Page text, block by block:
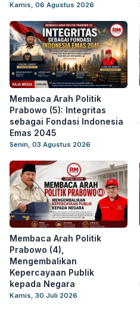
Kamis, 06 Agustus 2026
Membaca Arah Politik
Prabowo (5): Integritas
sebagai Fondasi Indonesia
Emas 2045
Senin, 03 Agustus 2026
Membaca Arah Politik
Prabowo (4),
Mengembalikan
Kepercayaan Publik
kepada Negara
Kamis, 30 Juli 2026